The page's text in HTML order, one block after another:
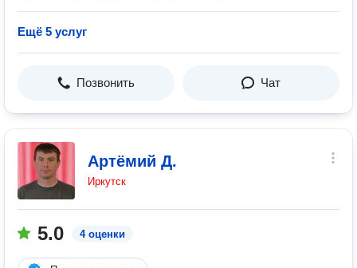
Ещё 5 услуг
Позвонить Чат
Артёмий Д.
Иркутск
5.0 4 оценки